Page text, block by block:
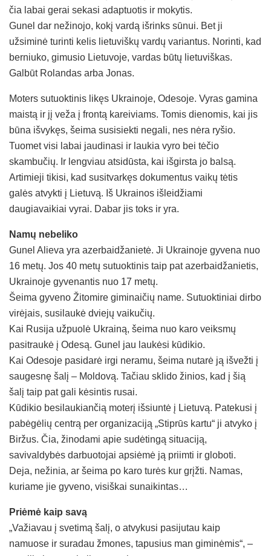
čia labai gerai sekasi adaptuotis ir mokytis.
Gunel dar nežinojo, kokį vardą išrinks sūnui. Bet ji
užsiminė turinti kelis lietuviškų vardų variantus. Norinti, kad
berniuko, gimusio Lietuvoje, vardas būtų lietuviškas.
Galbūt Rolandas arba Jonas.
Moters sutuoktinis likęs Ukrainoje, Odesoje. Vyras gamina
maistą ir jį veža į frontą kareiviams. Tomis dienomis, kai jis
būna išvykęs, šeima susisiekti negali, nes nėra ryšio.
Tuomet visi labai jaudinasi ir laukia vyro bei tėčio
skambučių. Ir lengviau atsidūsta, kai išgirsta jo balsą.
Artimieji tikisi, kad susitvarkęs dokumentus vaikų tėtis
galės atvykti į Lietuvą. Iš Ukrainos išleidžiami
daugiavaikiai vyrai. Dabar jis toks ir yra.
Namų nebeliko
Gunel Alieva yra azerbaidžanietė. Ji Ukrainoje gyvena nuo
16 metų. Jos 40 metų sutuoktinis taip pat azerbaidžanietis,
Ukrainoje gyvenantis nuo 17 metų.
Šeima gyveno Žitomire giminaičių name. Sutuoktiniai dirbo
virėjais, susilaukė dviejų vaikučių.
Kai Rusija užpuolė Ukrainą, šeima nuo karo veiksmų
pasitraukė į Odesą. Gunel jau laukėsi kūdikio.
Kai Odesoje pasidarė irgi neramu, šeima nutarė ją išvežti į
saugesnę šalį – Moldovą. Tačiau sklido žinios, kad į šią
šalį taip pat gali kėsintis rusai.
Kūdikio besilaukiančią moterį išsiuntė į Lietuvą. Patekusi į
pabėgėlių centrą per organizaciją „Stiprūs kartu“ ji atvyko į
Biržus. Čia, žinodami apie sudėtingą situaciją,
savivaldybės darbuotojai apsiėmė ją priimti ir globoti.
Deja, nežinia, ar šeima po karo turės kur grįžti. Namas,
kuriame jie gyveno, visiškai sunaikintas…
Priėmė kaip savą
„Važiavau į svetimą šalį, o atvykusi pasijutau kaip
namuose ir suradau žmones, tapusius man giminėmis“, –